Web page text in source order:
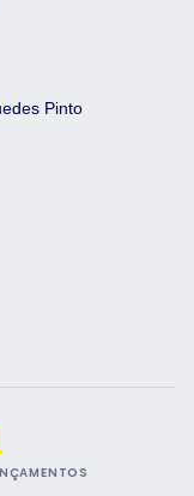
Pinto